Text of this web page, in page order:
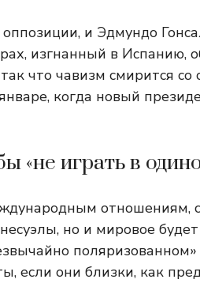
и Эдмундо
изгнанный в Испанию,
так что чавизм смирится
когда новый
«не играть в
отношениям,
но и мировое
если они близки, как